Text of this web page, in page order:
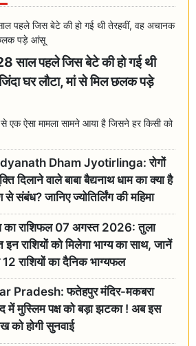
पहले जिस बेटे की हो गई थी
घर लौटा, मां से मिल छलक पड़े
एक ऐसा मामला सामने आया है जिसने हर किसी को
Dham Jyotirlinga: रोगों
दिलाने वाले बाबा बैद्यनाथ धाम का क्या है
से संबंध? जानिए ज्योतिर्लिंग की महिमा
राशिफल 07 अगस्त 2026: तुला
राशियों को मिलेगा भाग्य का साथ, जानें
राशियों का दैनिक भाग्यफल
Pradesh: फतेहपुर मंदिर-मकबरा
में मुस्लिम पक्ष को बड़ा झटका ! अब इस
को होगी सुनवाई